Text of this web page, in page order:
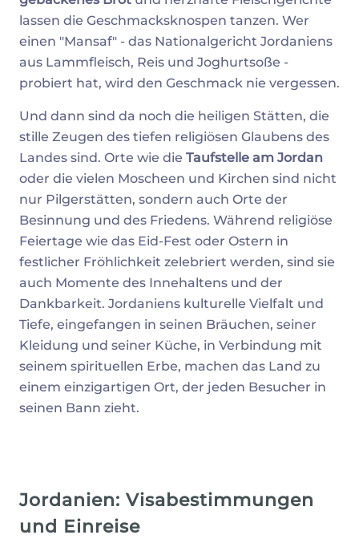
lassen die Geschmacksknospen tanzen. Wer
einen "Mansaf" - das Nationalgericht Jordaniens
aus Lammfleisch, Reis und Joghurtsoße -
probiert hat, wird den Geschmack nie vergessen.
Und dann sind da noch die heiligen Stätten, die
stille Zeugen des tiefen religiösen Glaubens des
Landes sind. Orte wie die Taufstelle am Jordan
oder die vielen Moscheen und Kirchen sind nicht
nur Pilgerstätten, sondern auch Orte der
Besinnung und des Friedens. Während religiöse
Feiertage wie das Eid-Fest oder Ostern in
festlicher Fröhlichkeit zelebriert werden, sind sie
auch Momente des Innehaltens und der
Dankbarkeit. Jordaniens kulturelle Vielfalt und
Tiefe, eingefangen in seinen Bräuchen, seiner
Kleidung und seiner Küche, in Verbindung mit
seinem spirituellen Erbe, machen das Land zu
einem einzigartigen Ort, der jeden Besucher in
seinen Bann zieht.
Jordanien: Visabestimmungen
und Einreise